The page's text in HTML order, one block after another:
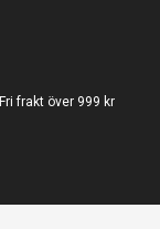
Fri frakt över 999 kr